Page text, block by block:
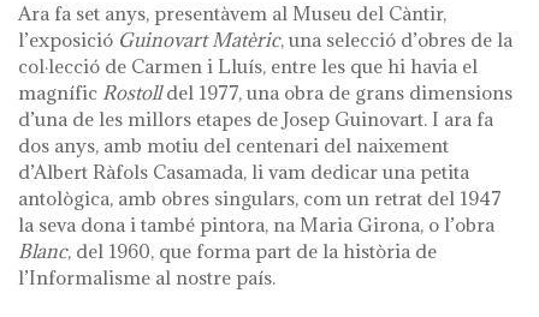
Ara fa set anys, presentàvem al Museu del Càntir,
l’exposició Guinovart Matèric, una selecció d’obres de la
col·lecció de Carmen i Lluís, entre les que hi havia el
magnífic Rostolldel 1977, una obra de grans dimensions
d’una de les millors etapes de Josep Guinovart. I ara fa
dos anys, amb motiu del centenari del naixement
d’Albert Ràfols Casamada, li vam dedicar una petita
antològica, amb obres singulars, com un retrat del 1947
la seva dona i també pintora, na Maria Girona, o l’obra
Blanc, del 1960, que forma part de la història de
l’Informalisme al nostre país.